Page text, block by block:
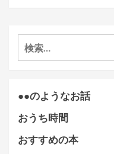
検
索:
●●のようなお話
おうち時間
おすすめの本